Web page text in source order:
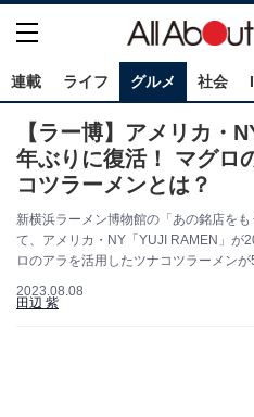
連載 ライフ グルメ 社会
【ラー博】アメリカ・
年ぶりに復活！ マグロ
コツラーメンとは？
新横浜ラーメン博物館の「あの銘店を
て、アメリカ・NY「YUJI RAMEN」が
ロのアラを活用したツナコツラーメンが
2023.08.08
田辺 紫